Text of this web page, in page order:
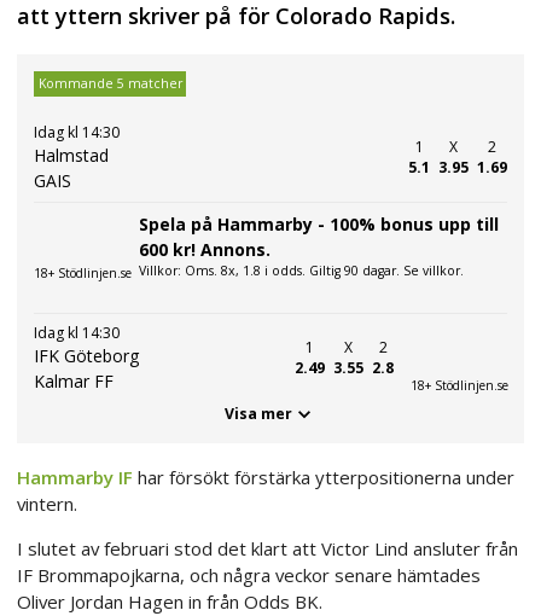
att yttern skriver på för Colorado Rapids.
Kommande 5 matcher
Idag kl 14:30
Halmstad
GAIS
1
5.1
X
3.95
2
1.69
18+ Stödlinjen.se
Spela på Hammarby - 100% bonus upp till
600 kr! Annons.
Villkor: Oms. 8x, 1.8 i odds. Giltig 90 dagar. Se villkor.
Idag kl 14:30
IFK Göteborg
Kalmar FF
1
2.49
X
3.55
2
2.8
18+ Stödlinjen.se
Visa mer
Hammarby IF har försökt förstärka ytterpositionerna under
vintern.
I slutet av februari stod det klart att Victor Lind ansluter från
IF Brommapojkarna, och några veckor senare hämtades
Oliver Jordan Hagen in från Odds BK.